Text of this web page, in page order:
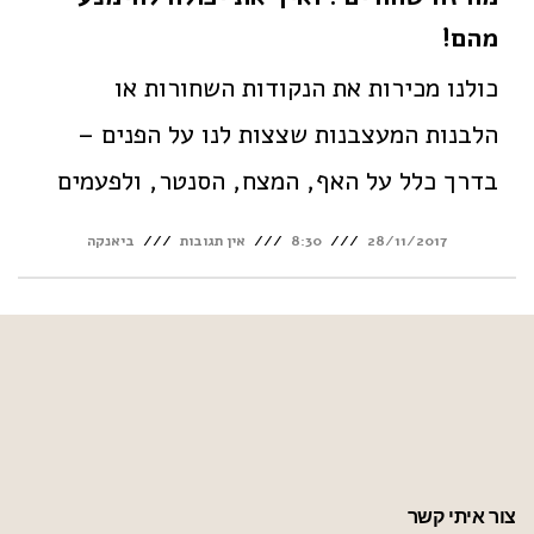
מהם!
כולנו מכירות את הנקודות השחורות או
הלבנות המעצבנות שצצות לנו על הפנים –
בדרך כלל על האף, המצח, הסנטר, ולפעמים
28/11/2017
8:30 אין תגובות ביאנקה
צור איתי קשר